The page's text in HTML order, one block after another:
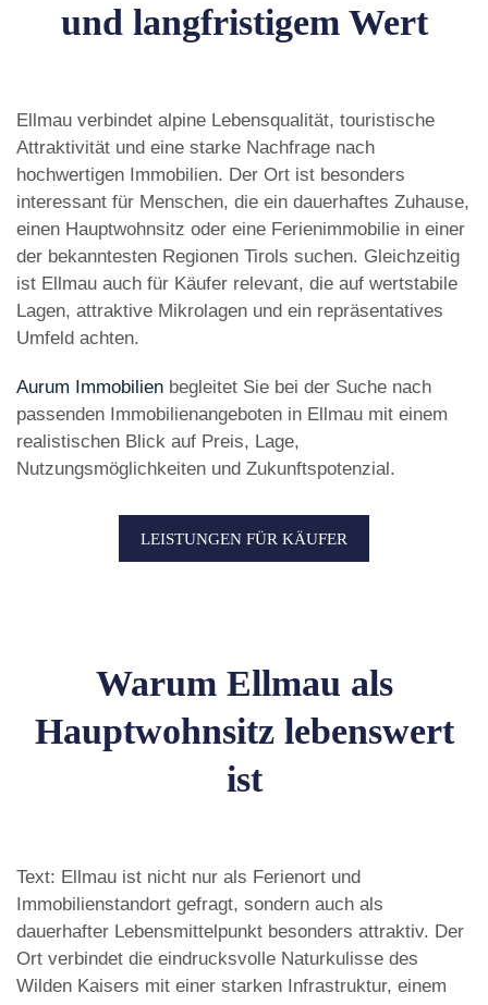
und langfristigem Wert
Ellmau verbindet alpine Lebensqualität, touristische
Attraktivität und eine starke Nachfrage nach
hochwertigen Immobilien. Der Ort ist besonders
interessant für Menschen, die ein dauerhaftes Zuhause,
einen Hauptwohnsitz oder eine Ferienimmobilie in einer
der bekanntesten Regionen Tirols suchen. Gleichzeitig
ist Ellmau auch für Käufer relevant, die auf wertstabile
Lagen, attraktive Mikrolagen und ein repräsentatives
Umfeld achten.
Aurum Immobilien begleitet Sie bei der Suche nach
passenden Immobilienangeboten in Ellmau mit einem
realistischen Blick auf Preis, Lage,
Nutzungsmöglichkeiten und Zukunftspotenzial.
LEISTUNGEN FÜR KÄUFER
Warum Ellmau als
Hauptwohnsitz lebenswert
ist
Text: Ellmau ist nicht nur als Ferienort und
Immobilienstandort gefragt, sondern auch als
dauerhafter Lebensmittelpunkt besonders attraktiv. Der
Ort verbindet die eindrucksvolle Naturkulisse des
Wilden Kaisers mit einer starken Infrastruktur, einem